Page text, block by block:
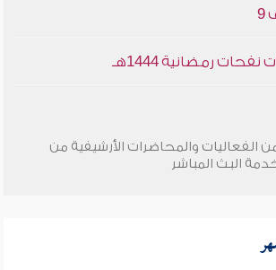
9
رمضانية 1444هـ
الفعاليات والمحاضرات الأرشيفية من
البث المباشر